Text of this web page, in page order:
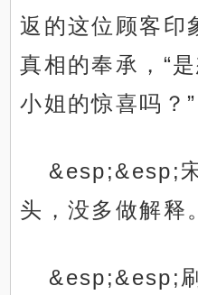
返的这位顾客印
真相的奉承，“
小姐的惊喜吗？”
&esp;&esp;
头，没多做解释。
&esp;&esp;